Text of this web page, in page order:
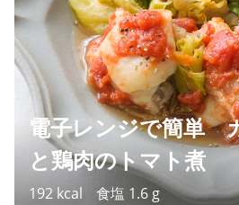
電子レンジで簡単
と鶏肉のトマト煮
192 kcal 食塩 1.6g